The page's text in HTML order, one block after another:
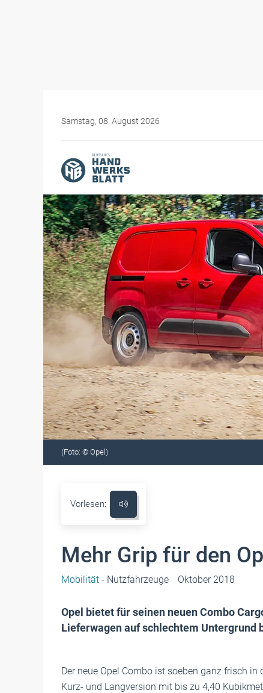
Samstag, 08. August 2026
(Foto: © Opel)
Vorlesen:
Mehr Grip für den
Mobilität - Nutzfahrzeuge Oktober 2018
Opel bietet für seinen neuen Combo
Lieferwagen auf schlechtem
Der neue Opel Combo ist soeben ganz frisch
Kurz- und Langversion mit bis zu 4,40